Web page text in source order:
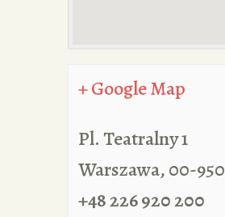
+ Google Map
Pl. Teatralny 1
Warszawa,00-950
+48 226 920 200